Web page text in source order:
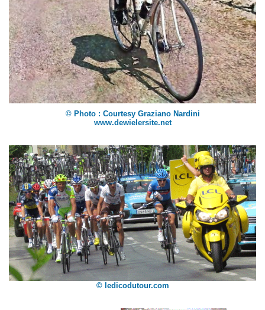
© Photo : Courtesy Graziano Nardini
www.dewielersite.net
© ledicodutour.com